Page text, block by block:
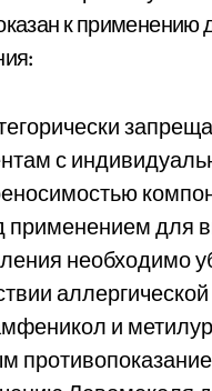
к применению
с
применением для
необходимо
и